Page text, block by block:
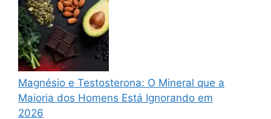
Magnésio e Testosterona: O Mineral que a
Maioria dos Homens Está Ignorando em
2026